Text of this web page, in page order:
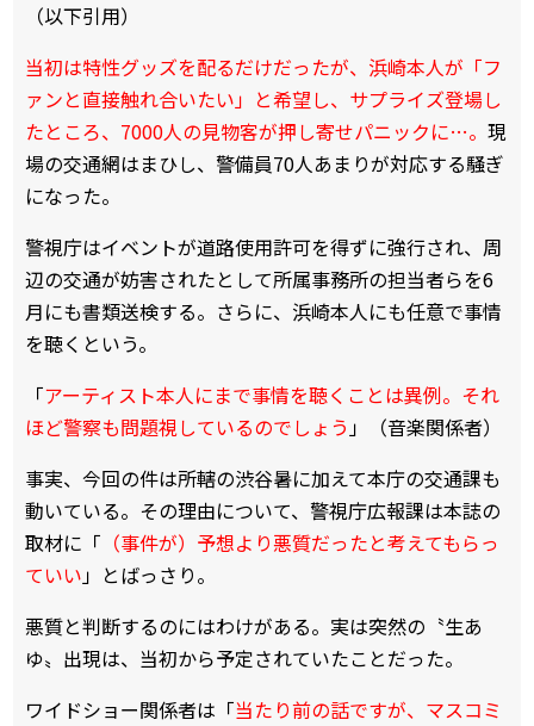
（以下引用）
当初は特性グッズを配るだけだったが、浜崎本人が「フ
ァンと直接触れ合いたい」と希望し、サプライズ登場し
たところ、7000人の見物客が押し寄せパニックに…。 現
場の交通網はまひし、警備員70人あまりが対応する騒ぎ
になった。
警視庁はイベントが道路使用許可を得ずに強行され、周
辺の交通が妨害されたとして所属事務所の担当者らを6
月にも書類送検する。さらに、浜崎本人にも任意で事情
を聴くという。
「アーティスト本人にまで事情を聴くことは異例。それ
ほど警察も問題視しているのでしょう」（音楽関係者）
事実、今回の件は所轄の渋谷暑に加えて本庁の交通課も
動いている。その理由について、警視庁広報課は本誌の
取材に「 （事件が）予想より悪質だったと考えてもらっ
ていい」とばっさり。
悪質と判断するのにはわけがある。実は突然の〝生あ
ゆ〟出現は、当初から予定されていたことだった。
ワイドショー関係者は「当たり前の話ですが、マスコミ